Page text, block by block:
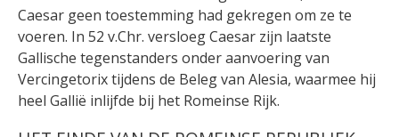
Caesar geen toestemming had gekregen om ze te
voeren. In 52 v.Chr. versloeg Caesar zijn laatste
Gallische tegenstanders onder aanvoering van
Vercingetorix tijdens de Beleg van Alesia, waarmee hij
heel Gallië inlijfde bij het Romeinse Rijk.